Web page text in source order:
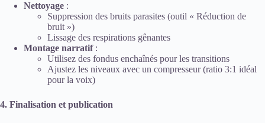
Nettoyage :
Suppression des bruits parasites (outil « Réduction de
bruit »)
Lissage des respirations gênantes
Montage narratif:
Utilisez des fondus enchaînés pour les transitions
Ajustez les niveaux avec un compresseur (ratio 3:1 idéal
pour la voix)
4. Finalisation et publication